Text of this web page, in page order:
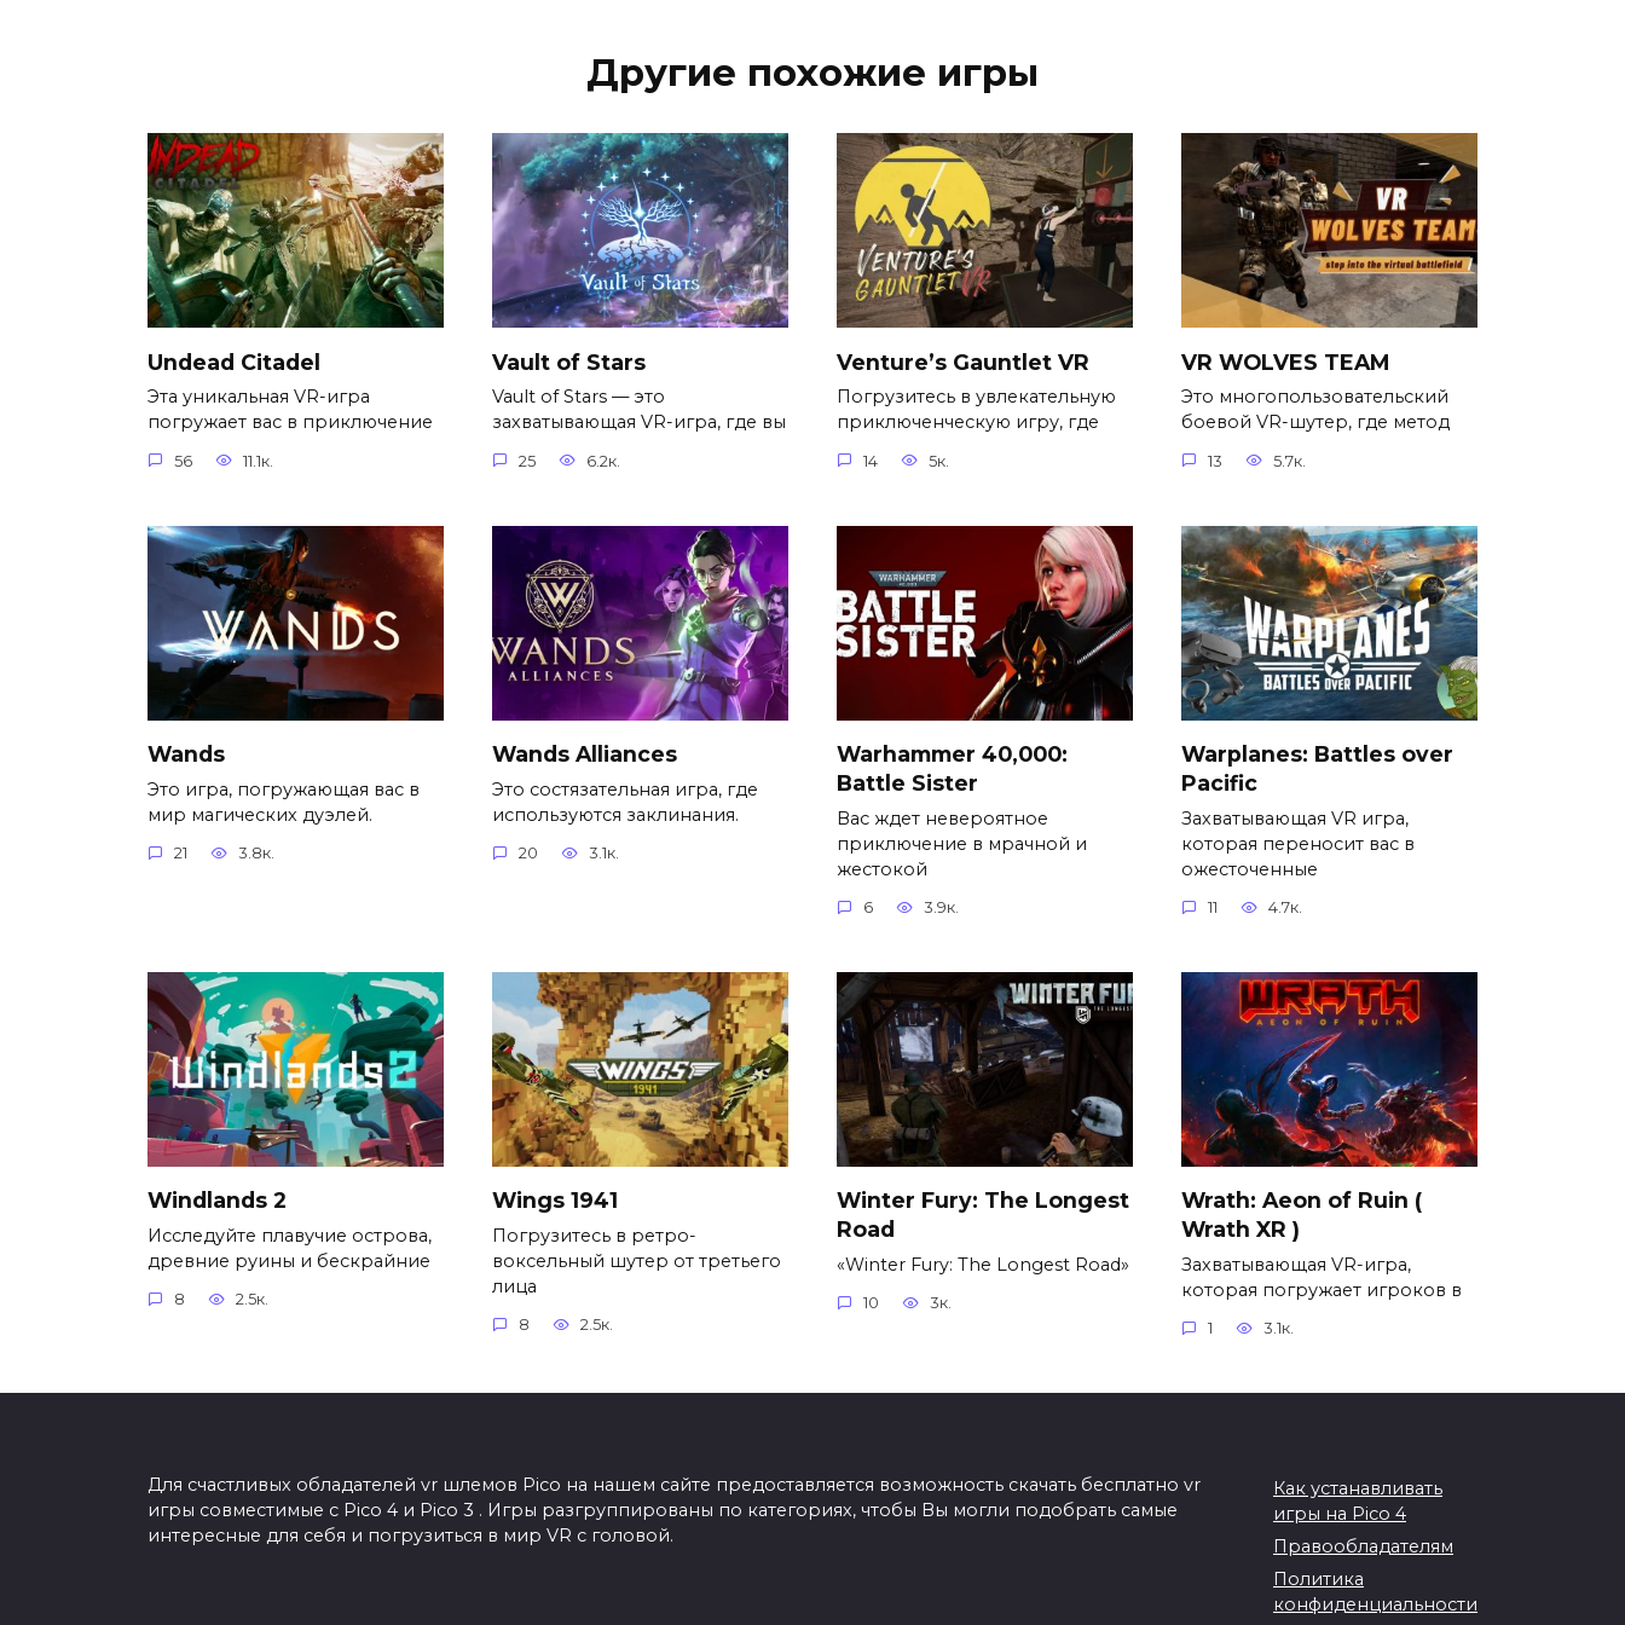
Другие похожие игры
Undead Citadel
Эта уникальная VR-игра
погружает вас в приключение
56 11.1к.
Vault of Stars
Vault of Stars — это
захватывающая VR-игра, где вы
25 6.2к.
Venture’s Gauntlet VR
Погрузитесь в увлекательную
приключенческую игру, где
14 5к.
VR WOLVES TEAM
Это многопользовательский
боевой VR-шутер, где метод
13 5.7к.
Wands
Это игра, погружающая вас в
мир магических дуэлей.
21 3.8к.
Wands Alliances
Это состязательная игра, где
используются заклинания.
20 3.1к.
Warhammer 40,000:
Battle Sister
Вас ждет невероятное
приключение в мрачной и
жестокой
6 3.9к.
Warplanes: Battles over
Pacific
Захватывающая VR игра,
которая переносит вас в
ожесточенные
11 4.7к.
Windlands 2
Исследуйте плавучие острова,
древние руины и бескрайние
8 2.5к.
Wings 1941
Погрузитесь в ретро-
воксельный шутер от третьего
лица
8 2.5к.
Winter Fury: The Longest
Road
«Winter Fury: The Longest Road»
10 3к.
Wrath: Aeon of Ruin (
Wrath XR )
Захватывающая VR-игра,
которая погружает игроков в
1 3.1к.
Для счастливых обладателей vr шлемов Pico на нашем сайте предоставляется возможность скачать бесплатно vr
игры совместимые с Pico 4 и Pico 3 . Игры разгруппированы по категориях, чтобы Вы могли подобрать самые
интересные для себя и погрузиться в мир VR с головой.
Как устанавливать
игры на Pico 4
Правообладателям
Политика
конфиденциальности